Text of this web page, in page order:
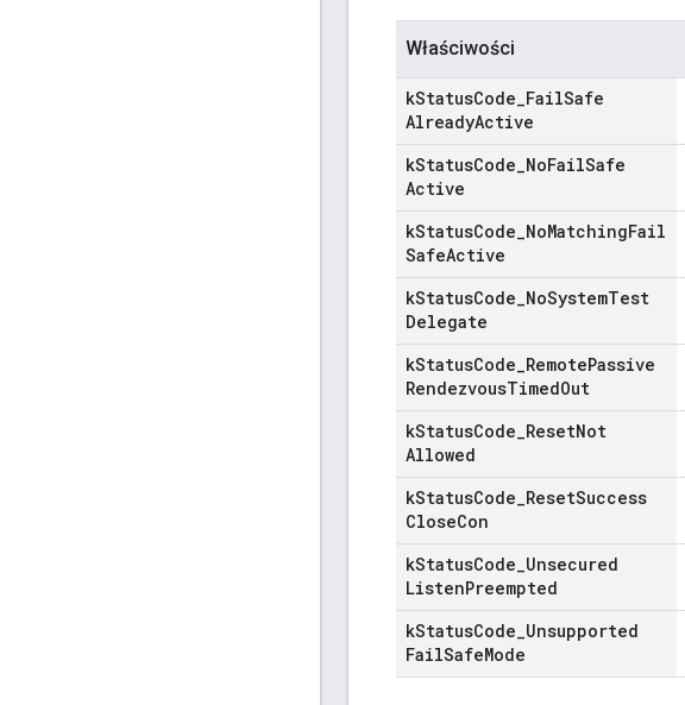
Właściwości
kStatusCode FailSafe
AlreadyActive
kStatusCode NoFailSafe
Active
kStatusCode NoMatchingFail
SafeActive
kStatusCode NoSystemTest
Delegate
kStatusCode RemotePassive
RendezvousTimedOut
kStatusCode ResetNot
Allowed
kStatusCode ResetSuccess
CloseCon
kStatusCode Unsecured
ListenPreempted
kStatusCode Unsupported
FailSafeMode